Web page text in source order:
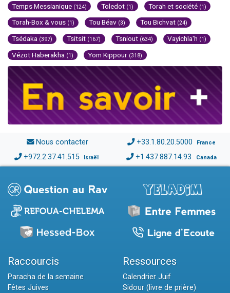
Temps Messianique (124) Toledot (1) Torah et société (1)
Torah-Box & vous (1) Tou Béav (3) Tou Bichvat (24)
Tsédaka (397) Tsitsit (167) Tsniout (634) Vayichla'h (1)
Vézot Haberakha (1) Yom Kippour (318)
Nous contacter +33.1.80.20.5000 France
+972.2.37.41.515 Israël +1.437.887.14.93 Canada
Raccourcis
Paracha de la semaine
Fêtes Juives
Ressources
Calendrier Juif
Sidour (livre de prière)